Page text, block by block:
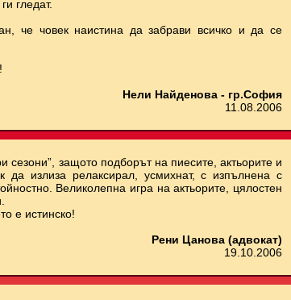
гледат.
че човек наистина да забрави всичко и да се
Нели Найденова - гр.София
11.08.2006
сезони”, защото подборът на пиесите, актьорите и
да излиза релаксирал, усмихнат, с изпълнена с
Великолепна игра на актьорите, цялостен
е истинско!
Рени Цанова (адвокат)
19.10.2006